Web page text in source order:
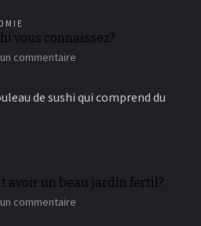
vous connaissez?
commentaire
vous
de sushi qui comprend du
avoir un beau jardin fertil?
commentaire